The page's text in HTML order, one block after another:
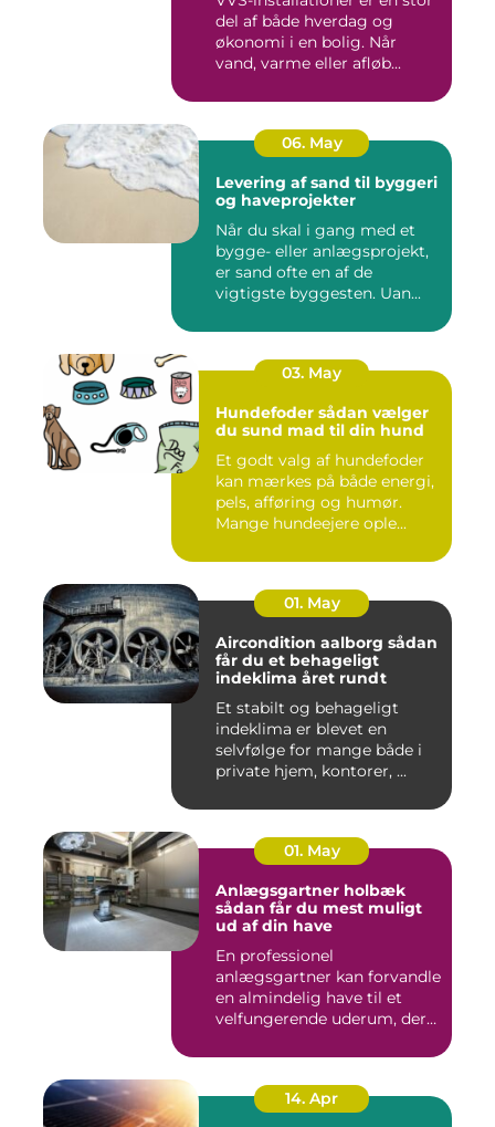
del af både hverdag og
økonomi i en bolig. Når
vand, varme eller afløb...
06. May
Levering af sand til byggeri
og haveprojekter
Når du skal i gang med et
bygge- eller anlægsprojekt,
er sand ofte en af de
vigtigste byggesten. Uan...
03. May
Hundefoder sådan vælger
du sund mad til din hund
Et godt valg af hundefoder
kan mærkes på både energi,
pels, afføring og humør.
Mange hundeejere ople...
01. May
Aircondition aalborg sådan
får du et behageligt
indeklima året rundt
Et stabilt og behageligt
indeklima er blevet en
selvfølge for mange både i
private hjem, kontorer, ...
01. May
Anlægsgartner holbæk
sådan får du mest muligt
ud af din have
En professionel
anlægsgartner kan forvandle
en almindelig have til et
velfungerende uderum, der
14. Apr